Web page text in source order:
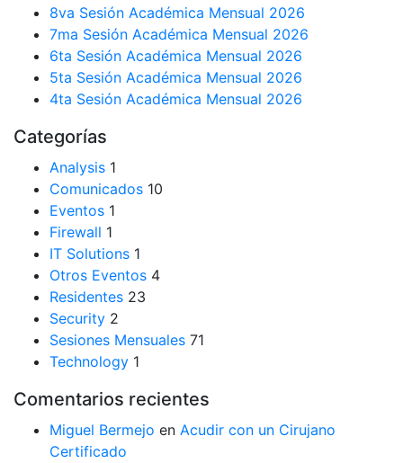
8va Sesión Académica Mensual 2026
7ma Sesión Académica Mensual 2026
6ta Sesión Académica Mensual 2026
5ta Sesión Académica Mensual 2026
4ta Sesión Académica Mensual 2026
Categorías
Analysis 1
Comunicados 10
Eventos 1
Firewall 1
IT Solutions 1
Otros Eventos 4
Residentes 23
Security 2
Sesiones Mensuales 71
Technology 1
Comentarios recientes
Miguel Bermejo en Acudir con un Cirujano
Certificado